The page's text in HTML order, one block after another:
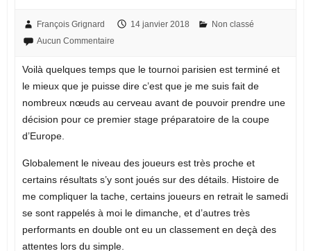
François Grignard 14 janvier 2018
Non classé
Aucun Commentaire
Voilà quelques temps que le tournoi parisien est terminé et
le mieux que je puisse dire c’est que je me suis fait de
nombreux nœuds au cerveau avant de pouvoir prendre une
décision pour ce premier stage préparatoire de la coupe
d’Europe.
Globalement le niveau des joueurs est très proche et
certains résultats s’y sont joués sur des détails. Histoire de
me compliquer la tache, certains joueurs en retrait le samedi
se sont rappelés à moi le dimanche, et d’autres très
performants en double ont eu un classement en deçà des
attentes lors du simple.